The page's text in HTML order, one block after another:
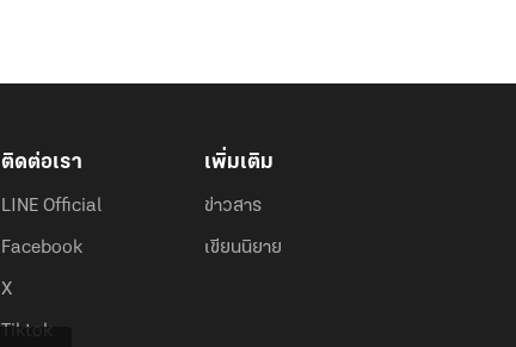
ติดต่อเรา
LINE Official
Facebook
X
Tiktok
เพิ่มเติม
ข่าวสาร
เขียนนิยาย